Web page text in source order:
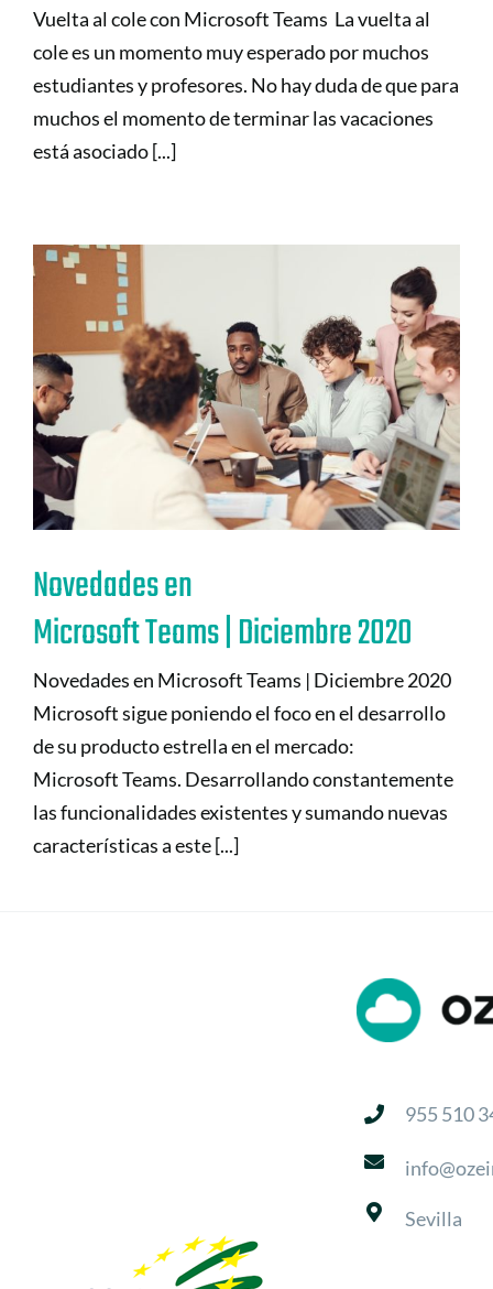
Vuelta al cole con Microsoft Teams La vuelta al
cole es un momento muy esperado por muchos
estudiantes y profesores. No hay duda de que para
muchos el momento de terminar las vacaciones
está asociado [...]
Novedades en
Microsoft Teams | Diciembre 2020
Novedades en Microsoft Teams | Diciembre 2020
Microsoft sigue poniendo el foco en el desarrollo
de su producto estrella en el mercado:
Microsoft Teams. Desarrollando constantemente
las funcionalidades existentes y sumando nuevas
características a este [...]
955 510
Sevilla